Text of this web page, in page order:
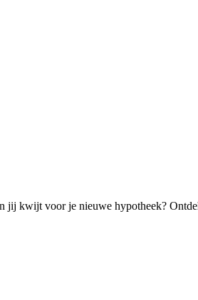
kwijt voor je nieuwe hypotheek?